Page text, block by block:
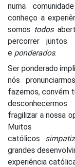
numa
conheço a
somos todos
percorrer
e ponderados.
Ser ponderado
nós
fazemos, convém
fragilizar a nossa
Muitos
católicos
grandes
experiência